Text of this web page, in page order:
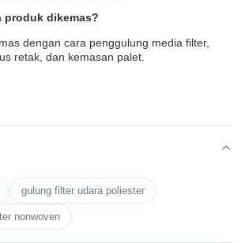
produk dikemas?
dengan cara penggulung media filter,
retak, dan kemasan palet.
gulung filter udara poliester
nonwoven